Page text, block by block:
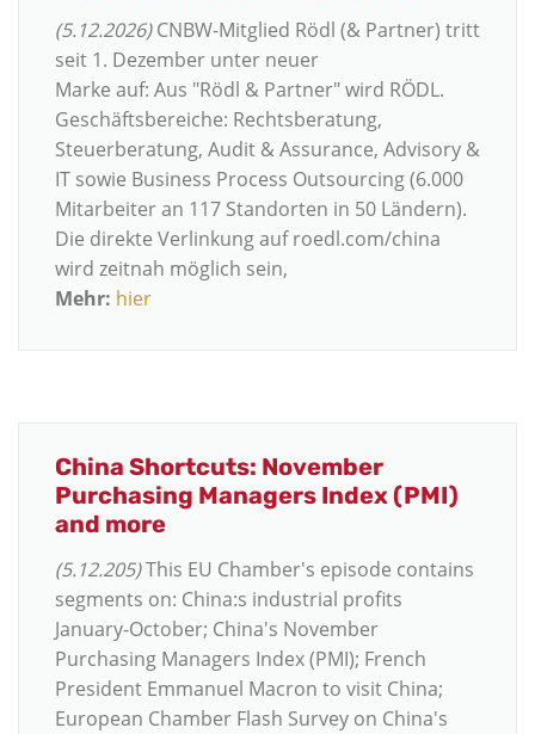
(5.12.2026)CNBW-Mitglied Rödl (& Partner) tritt
seit 1. Dezember unter neuer
Marke auf: Aus "Rödl & Partner" wird RÖDL.
Geschäftsbereiche: Rechtsberatung,
Steuerberatung, Audit & Assurance, Advisory &
IT sowie Business Process Outsourcing (6.000
Mitarbeiter an 117 Standorten in 50 Ländern).
Die direkte Verlinkung auf roedl.com/china
wird zeitnah möglich sein,
Mehr: hier
China Shortcuts: November
Purchasing Managers Index (PMI)
and more
(5.12.205)This EU Chamber's episode contains
segments on: China:s industrial profits
January-October; China's November
Purchasing Managers Index (PMI); French
President Emmanuel Macron to visit China;
European Chamber Flash Survey on China's